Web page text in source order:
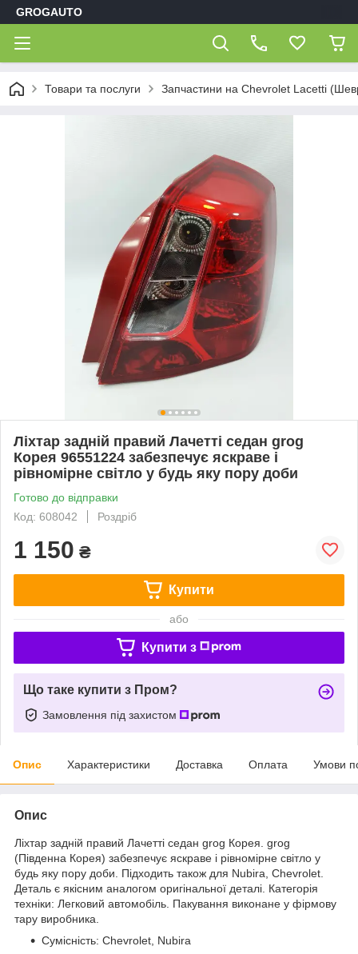
GROGAUTO
Товари та послуги Запчастини на Chevrolet Lacetti
Ліхтар задній правий Лачетті седан grog
Корея 96551224 забезпечує яскраве і
рівномірне світло у будь яку пору доби
Готово до відправки
Код: 608042
Роздріб
1 150 ₴
Купити
або
Купити з
Що таке купити з Пром?
Замовлення під захистом
Опис Характеристики Доставка Оплата Умови
Опис
Ліхтар задній правий Лачетті седан grog Корея. grog
(Південна Корея) забезпечує яскраве і рівномірне світло у
будь яку пору доби. Підходить також для Nubira, Chevrolet.
Деталь є якісним аналогом оригінальної деталі. Категорія
техніки: Легковий автомобіль. Пакування виконане у фірмову
тару виробника.
Сумісність: Chevrolet, Nubira